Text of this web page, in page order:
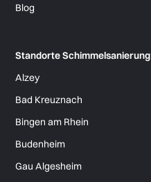
Blog
Standorte Schimmelsanierung
Alzey
Bad Kreuznach
Bingen am Rhein
Budenheim
Gau Algesheim